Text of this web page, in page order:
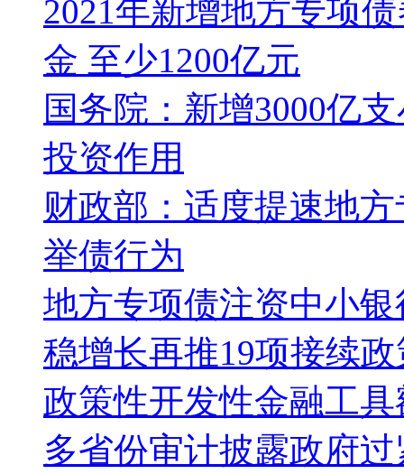
2021年新增地方专项
金 至少1200亿元
国务院：新增3000亿
投资作用
财政部：适度提速地
举债行为
地方专项债注资中小
稳增长再推19项接续
政策性开发性金融工具
多省份审计披露政府